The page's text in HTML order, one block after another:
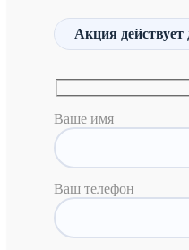
Акция действует
Ваше имя
Ваш телефон